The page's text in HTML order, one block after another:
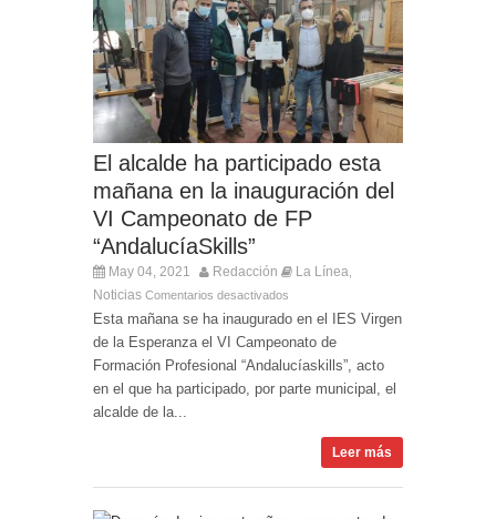
El Ministro Principal da la bienvenida a la nueva
Ministra británica para los Territorios de Ultramar
El alcalde ha participado esta
mañana en la inauguración del
VI Campeonato de FP
“AndalucíaSkills”
May 04, 2021 Redacción La Línea,
Noticias Comentarios desactivados
Esta mañana se ha inaugurado en el IES Virgen
de la Esperanza el VI Campeonato de
Formación Profesional “Andalucíaskills”, acto
en el que ha participado, por parte municipal, el
alcalde de la...
Leer más